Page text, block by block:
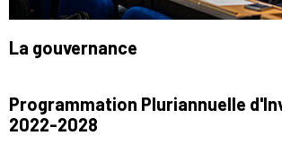
La gouvernance
Programmation Pluriannuelle
2022-2028